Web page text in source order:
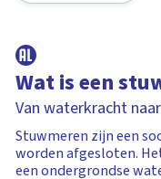
Wat is een
Van waterkracht
Stuwmeren zijn een
worden afgesloten.
een ondergrondse